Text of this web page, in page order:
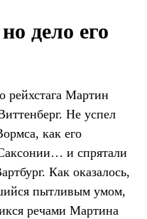
дело его
рейхстага Мартин
Не успел
как его
и спрятали
Как оказалось,
пытливым умом,
речами Мартина